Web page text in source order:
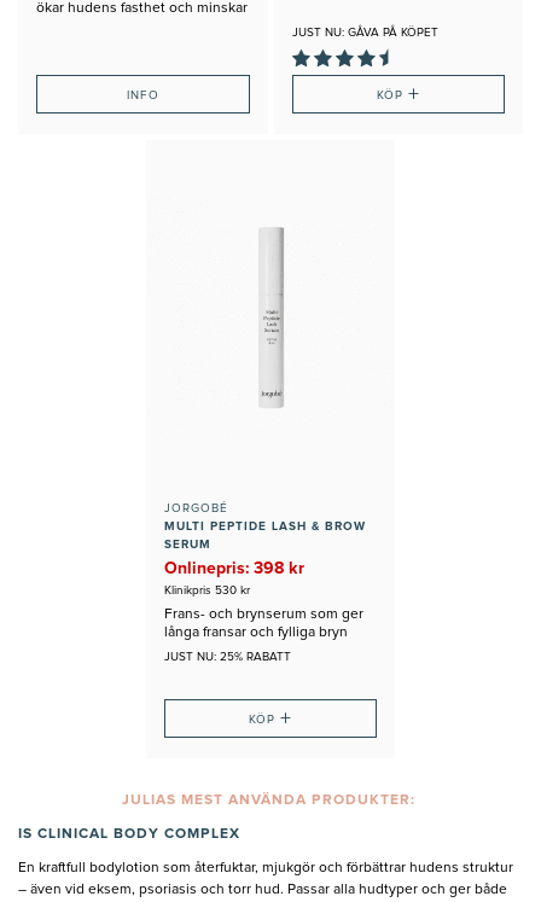
ökar hudens fasthet och minskar
INFO
JUST NU: GÅVA PÅ KÖPET
KÖP +
JORGOBÉ
MULTI PEPTIDE LASH & BROW
SERUM
Onlinepris: 398 kr
Klinikpris 530 kr
Frans- och brynserum som ger
långa fransar och fylliga bryn
JUST NU: 25% RABATT
KÖP +
JULIAS MEST ANVÄNDA PRODUKTER:
IS CLINICAL BODY COMPLEX
En kraftfull bodylotion som återfuktar, mjukgör och förbättrar hudens struktur
– även vid eksem, psoriasis och torr hud. Passar alla hudtyper och ger både